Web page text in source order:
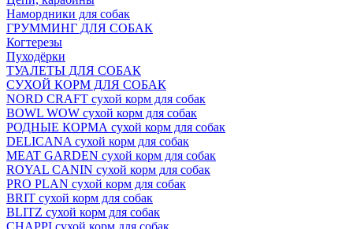
Намордники для собак
ГРУММИНГ ДЛЯ СОБАК
Когтерезы
Пуходёрки
ТУАЛЕТЫ ДЛЯ СОБАК
СУХОЙ КОРМ ДЛЯ СОБАК
NORD CRAFT сухой корм для собак
BOWL WOW сухой корм для собак
РОДНЫЕ КОРМА сухой корм для собак
DELICANA сухой корм для собак
MEAT GARDEN сухой корм для собак
ROYAL CANIN сухой корм для собак
PRO PLAN сухой корм для собак
BRIT сухой корм для собак
BLITZ сухой корм для собак
CHAPPI сухой корм для собак